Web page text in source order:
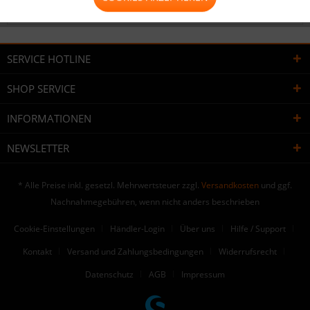
Bewertungen lesen, schreiben und diskutieren...
SERVICE HOTLINE
SHOP SERVICE
INFORMATIONEN
NEWSLETTER
* Alle Preise inkl. gesetzl. Mehrwertsteuer zzgl. Versandkosten und ggf.
Nachnahmegebühren, wenn nicht anders beschrieben
Cookie-Einstellungen Händler-Login Über uns
Hilfe / Support
Kontakt
Versand und Zahlungsbedingungen
Widerrufsrecht
Datenschutz
AGB Impressum